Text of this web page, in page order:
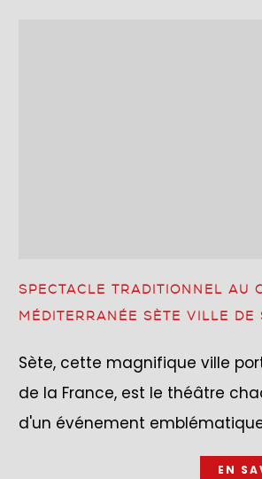
SPECTACLE TRADITIONNEL AU
MÉDITERRANÉE SÈTE VILLE DE
Sète, cette magnifique ville
de la France, est le théâtre
d'un événement
EN